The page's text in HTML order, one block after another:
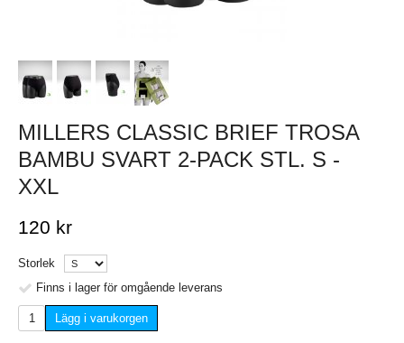
MILLERS CLASSIC BRIEF TROSA
BAMBU SVART 2-PACK STL. S -
XXL
120 kr
Storlek
Finns i lager för omgående leverans
Lägg i varukorgen